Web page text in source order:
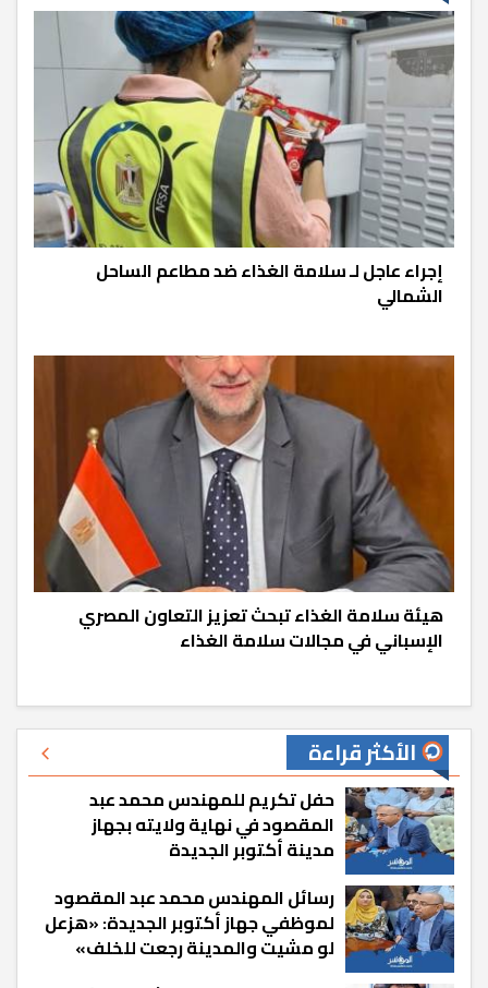
إجراء عاجل لـ سلامة الغذاء ضد مطاعم الساحل
الشمالي
هيئة سلامة الغذاء تبحث تعزيز التعاون المصري
الإسباني في مجالات سلامة الغذاء
الأكثر قراءة
حفل تكريم للمهندس محمد عبد
المقصود في نهاية ولايته بجهاز
مدينة أكتوبر الجديدة
رسائل المهندس محمد عبد المقصود
لموظفي جهاز أكتوبر الجديدة: «هزعل
لو مشيت والمدينة رجعت للخلف»